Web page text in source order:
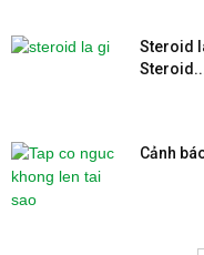
Steroid
Cảnh